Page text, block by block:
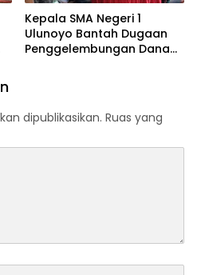
Kepala SMA Negeri 1
Ulunoyo Bantah Dugaan
Penggelembungan Dana
dipublikasikan. Ruas yang